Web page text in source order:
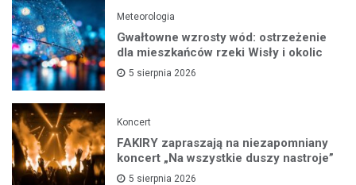
Meteorologia
Gwałtowne wzrosty wód: ostrzeżenie
dla mieszkańców rzeki Wisły i okolic
5 sierpnia 2026
Koncert
FAKIRY zapraszają na niezapomniany
koncert „Na wszystkie duszy nastroje”
5 sierpnia 2026